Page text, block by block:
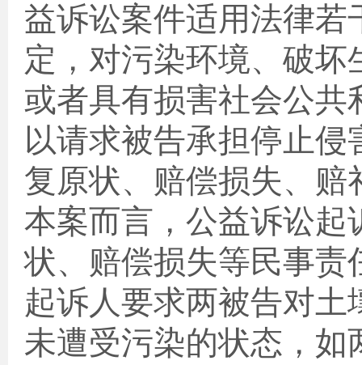
益诉讼案件适用法律
定，对污染环境、破
或者具有损害社会公共
以请求被告承担停止
复原状、赔偿损失、
本案而言，公益诉讼起
状、赔偿损失等民事责
起诉人要求两被告对
未遭受污染的状态，